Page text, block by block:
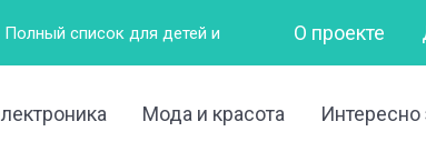
для детей и взрослых Горизонтально – это
О проекте
Мода и красота Интересно